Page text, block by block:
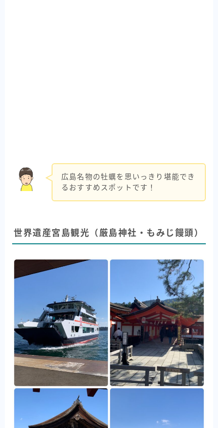
広島名物の牡蠣を思いっきり堪能でき
るおすすめスポットです！
世界遺産宮島観光（厳島神社・もみじ饅頭）